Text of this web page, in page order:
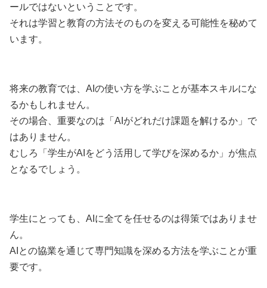
ールではないということです。
それは学習と教育の方法そのものを変える可能性を秘めて
います。
将来の教育では、AIの使い方を学ぶことが基本スキルにな
るかもしれません。
その場合、重要なのは「AIがどれだけ課題を解けるか」で
はありません。
むしろ「学生がAIをどう活用して学びを深めるか」が焦点
となるでしょう。
学生にとっても、AIに全てを任せるのは得策ではありませ
ん。
AIとの協業を通じて専門知識を深める方法を学ぶことが重
要です。